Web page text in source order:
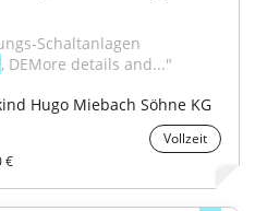
Schaltanlagen
, DEMore details and..."
Hugo Miebach Söhne KG
Vollzeit
€